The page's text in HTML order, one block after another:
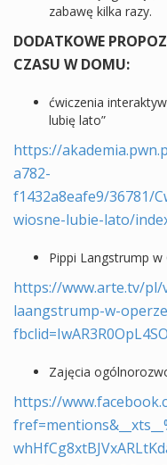
zabawę kilka razy.
DODATKOWE
CZASU W DOMU:
ćwiczenia
lubię lato”
https://
a782-
f1432a8eafe9/36781/
wiosne-lubie-lato/
Pippi Langstrump
https://www.arte.tv/pl/
laangstrump-w-
Zajęcia
https://